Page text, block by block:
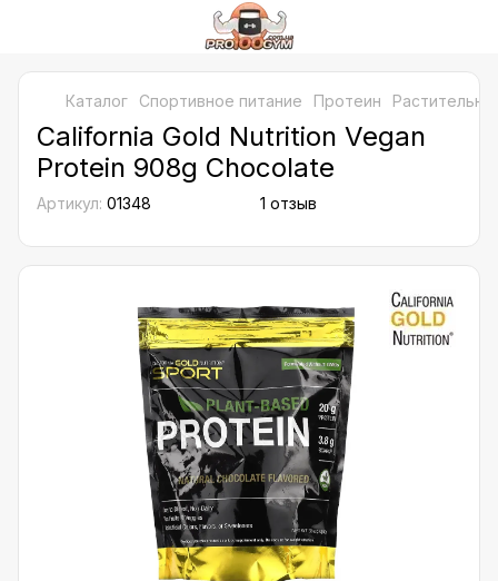
Каталог Спортивное питание Протеин
California Gold Nutrition Vegan
Protein 908g Chocolate
Артикул: 01348 1 отзыв